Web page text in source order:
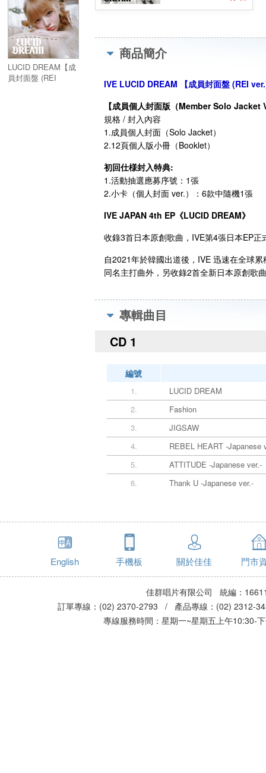
LUCID DREAM【成
員封面盤 (REI
商品簡介
IVE LUCID DREAM 【成員封面盤 (REI
【成員個人封面版（Member Solo Jacket
規格 / 封入內容
1.成員個人封面（Solo Jacket）
2.12頁個人版小冊（Booklet）
初回仕様封入特典:
1.活動抽選應募序號：1張
2.小卡（個人封面 ver.）：6款中隨機1張
IVE JAPAN 4th EP《LUCID DREAM》
收錄3首日本原創歌曲，IVE第4張日本EP正
自2021年於韓國出道後，IVE 迅速在全球
同名主打曲外，另收錄2首全新日本原創歌
專輯曲目
CD 1
編號
1.
LUCID DREAM
2.
Fashion
3.
JIGSAW
4.
REBEL HEART -Japanese
5.
ATTITUDE -Japanese ver.-
6.
Thank U -Japanese ver.-
English 手機板 關於佳佳 門市
佳群唱片有限公司 統編：
訂單專線：(02) 2370-2793 / 產品專線：(02)
專線服務時間：星期一~星期五上午10:30-